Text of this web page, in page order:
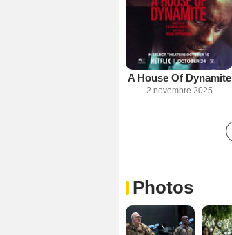
A House Of Dynamite
2 novembre 2025
Photos